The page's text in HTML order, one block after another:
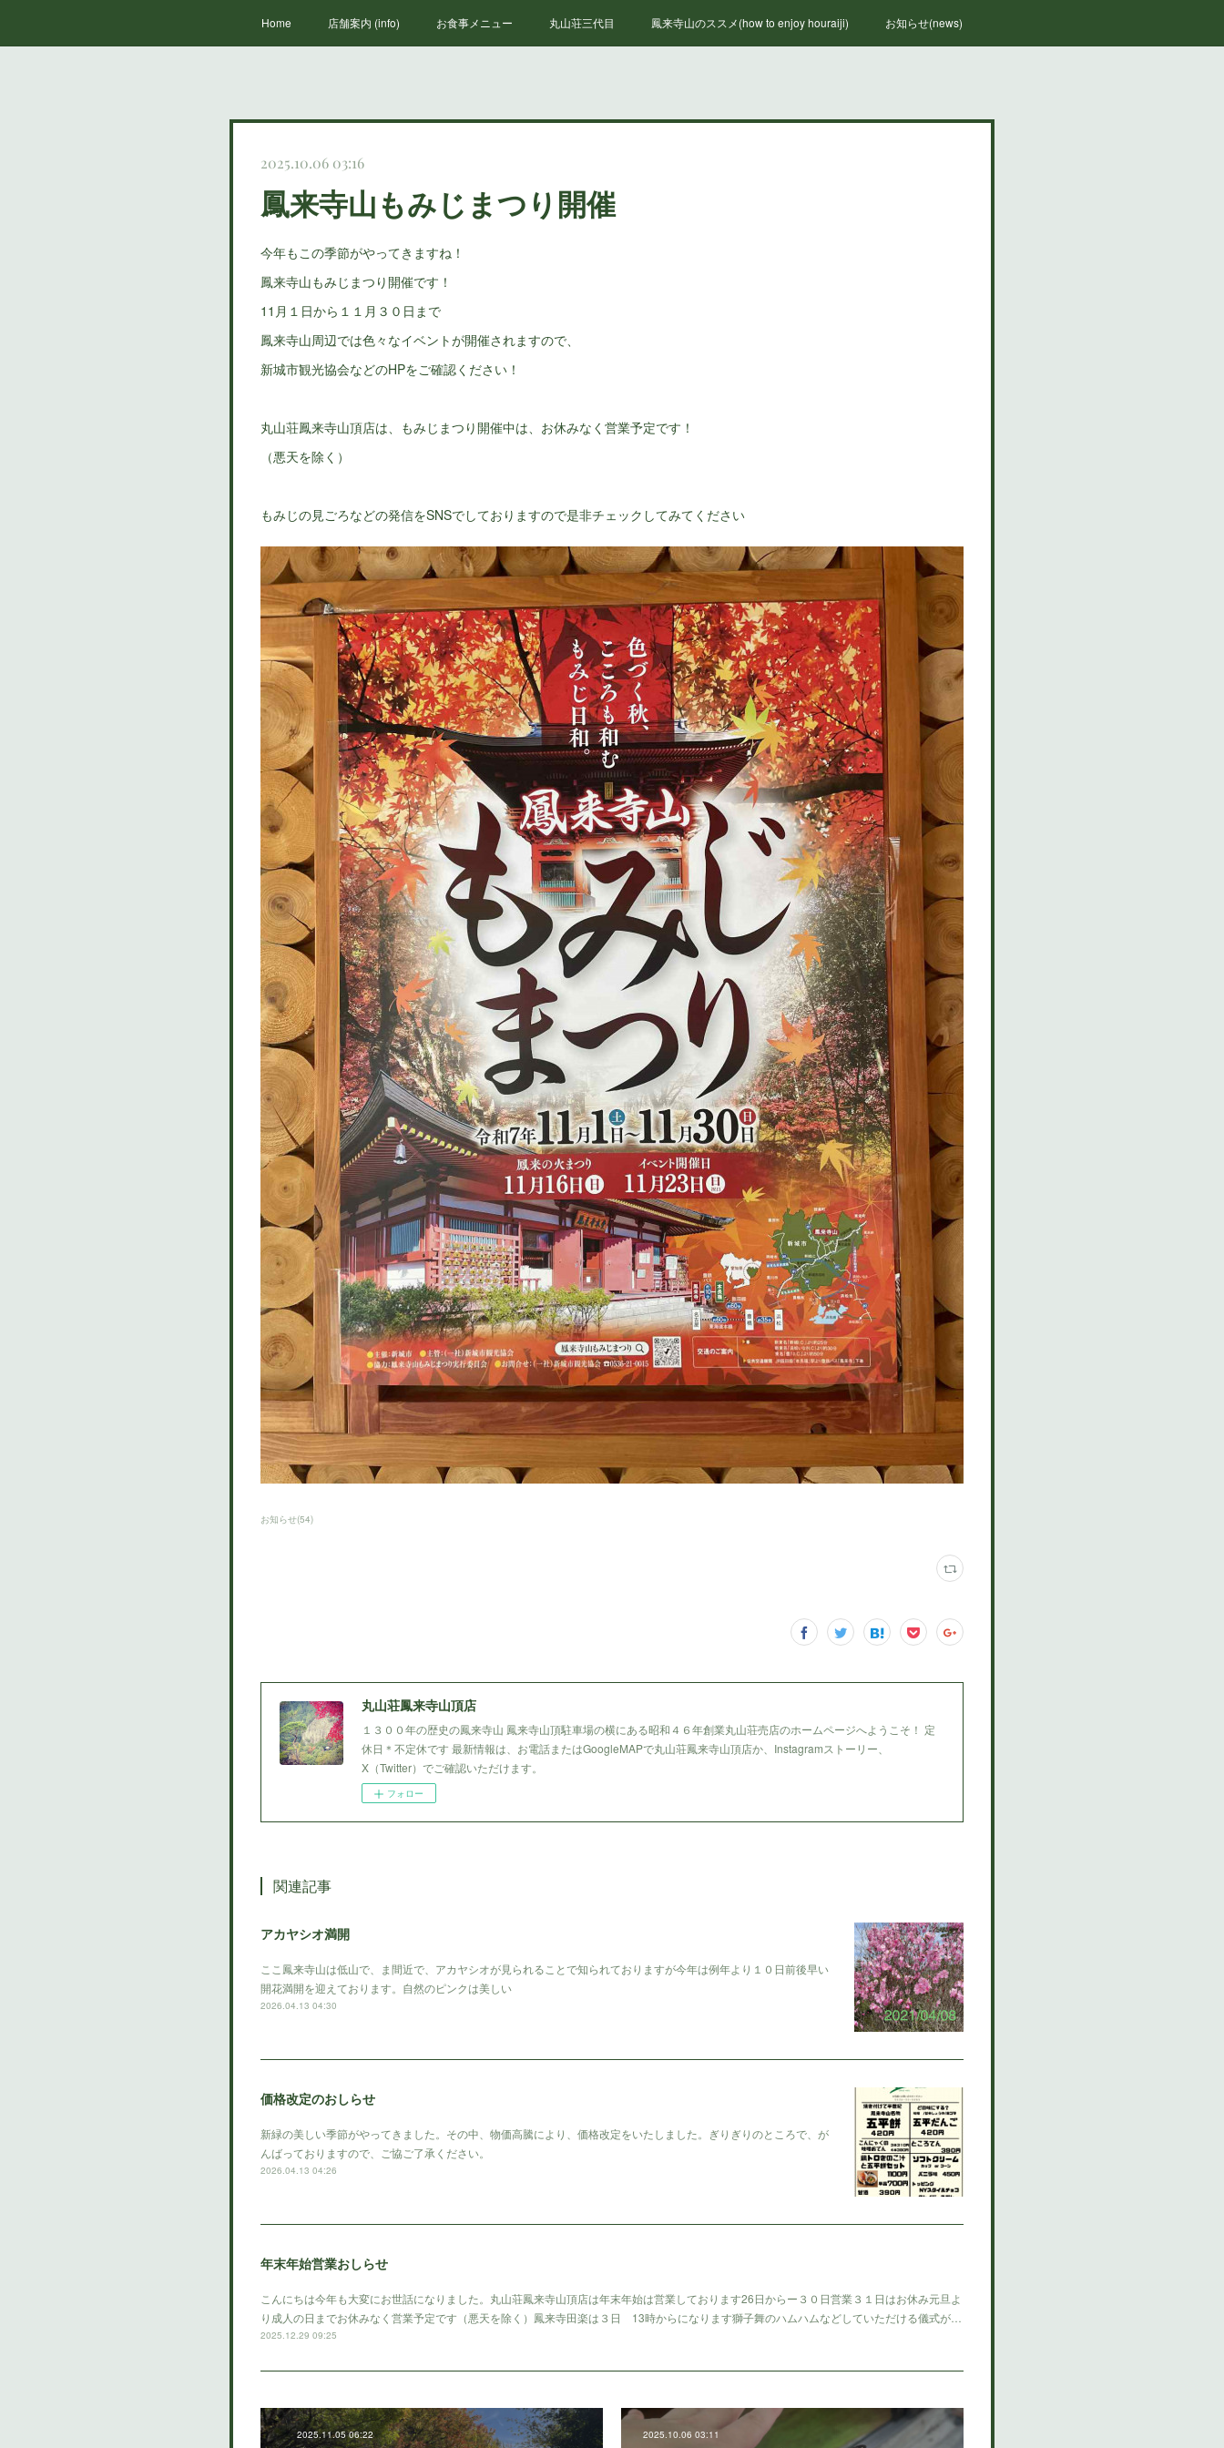
Home 店舗案内 (info) お食事メニュー 丸山荘三代目 鳳来寺山のススメ(how to enjoy houraiji) お知らせ(news)
2025.10.06 03:16
鳳来寺山もみじまつり開催
今年もこの季節がやってきますね！
鳳来寺山もみじまつり開催です！
11月１日から１１月３０日まで
鳳来寺山周辺では色々なイベントが開催されますので、
新城市観光協会などのHPをご確認ください！
丸山荘鳳来寺山頂店は、もみじまつり開催中は、お休みなく営業予定です！
（悪天を除く）
もみじの見ごろなどの発信をSNSでしておりますので是非チェックしてみてください
お知らせ(54)
丸山荘鳳来寺山頂店
１３００年の歴史の鳳来寺山 鳳来寺山頂駐車場の横にある昭和４６年創業丸山荘売店のホームページへようこそ！ 定
休日＊不定休です 最新情報は、お電話またはGoogleMAPで丸山荘鳳来寺山頂店か、Instagramストーリー、
X（Twitter）でご確認いただけます。
フォロー
関連記事
アカヤシオ満開
ここ鳳来寺山は低山で、ま間近で、アカヤシオが見られることで知られておりますが今年は例年より１０日前後早い
開花満開を迎えております。自然のピンクは美しい
2026.04.13 04:30
価格改定のおしらせ
新緑の美しい季節がやってきました。その中、物価高騰により、価格改定をいたしました。ぎりぎりのところで、が
んばっておりますので、ご協ご了承ください。
2026.04.13 04:26
年末年始営業おしらせ
こんにちは今年も大変にお世話になりました。丸山荘鳳来寺山頂店は年末年始は営業しております26日からー３０日営業３１日はお休み元旦よ
り成人の日までお休みなく営業予定です（悪天を除く）鳳来寺田楽は３日 13時からになります獅子舞のハムハムなどしていただける儀式が…
2025.12.29 09:25
2025.11.05 06:22 2025.10.06 03:11